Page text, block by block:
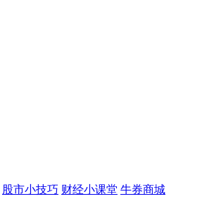
股市小技巧 财经小课堂 牛券商城